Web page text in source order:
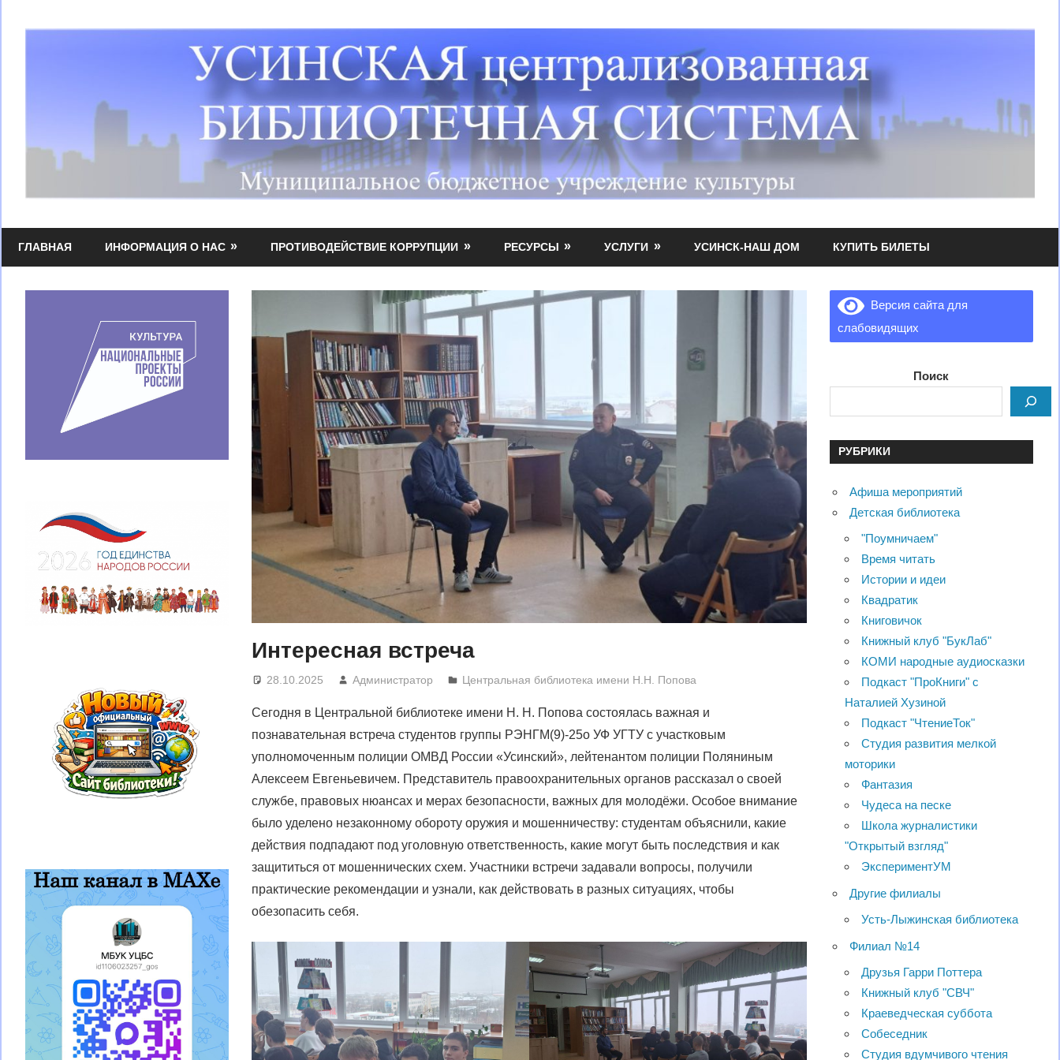
МБУК
УЦБС
библиотечная
ГЛАВНАЯ ИНФОРМАЦИЯ О НАС ПРОТИВОДЕЙСТВИЕ КОРРУПЦИИ РЕСУРСЫ УСЛУГИ УСИНСК-НАШ ДОМ КУПИТЬ БИЛЕТЫ
Интересная встреча
28.10.2025 Администратор Центральная библиотека имени Н.Н. Попова
Сегодня в Центральной библиотеке имени Н. Н. Попова состоялась важная и
познавательная встреча студентов группы РЭНГМ(9)-25о УФ УГТУ с участковым
уполномоченным полиции ОМВД России «Усинский», лейтенантом полиции Поляниным
Алексеем Евгеньевичем. Представитель правоохранительных органов рассказал о своей
службе, правовых нюансах и мерах безопасности, важных для молодёжи. Особое внимание
было уделено незаконному обороту оружия и мошенничеству: студентам объяснили, какие
действия подпадают под уголовную ответственность, какие могут быть последствия и как
защититься от мошеннических схем. Участники встречи задавали вопросы, получили
практические рекомендации и узнали, как действовать в разных ситуациях, чтобы
обезопасить себя.
Версия сайта для
слабовидящих
Поиск
РУБРИКИ
Афиша мероприятий
Детская библиотека
"Поумничаем"
Время читать
Истории и идеи
Квадратик
Книговичок
Книжный клуб "БукЛаб"
КОМИ народные аудиосказки
Подкаст "ПроКниги" с
Наталией Хузиной
Подкаст "ЧтениеТок"
Студия развития мелкой
моторики
Фантазия
Чудеса на песке
Школа журналистики
"Открытый взгляд"
ЭкспериментУМ
Другие филиалы
Усть-Лыжинская библиотека
Филиал №14
Друзья Гарри Поттера
Книжный клуб "СВЧ"
Краеведческая суббота
Собеседник
Студия вдумчивого чтения